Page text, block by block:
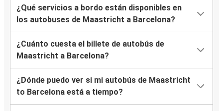
¿Qué servicios a bordo están disponibles en
los autobuses de Maastricht a Barcelona?
¿Cuánto cuesta el billete de autobús de
Maastricht a Barcelona?
¿Dónde puedo ver si mi autobús de Maastricht
to Barcelona está a tiempo?